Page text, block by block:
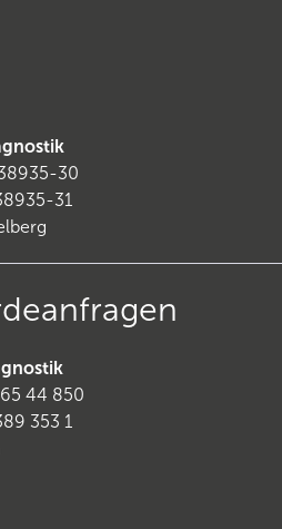
30
31
44 850
353 1